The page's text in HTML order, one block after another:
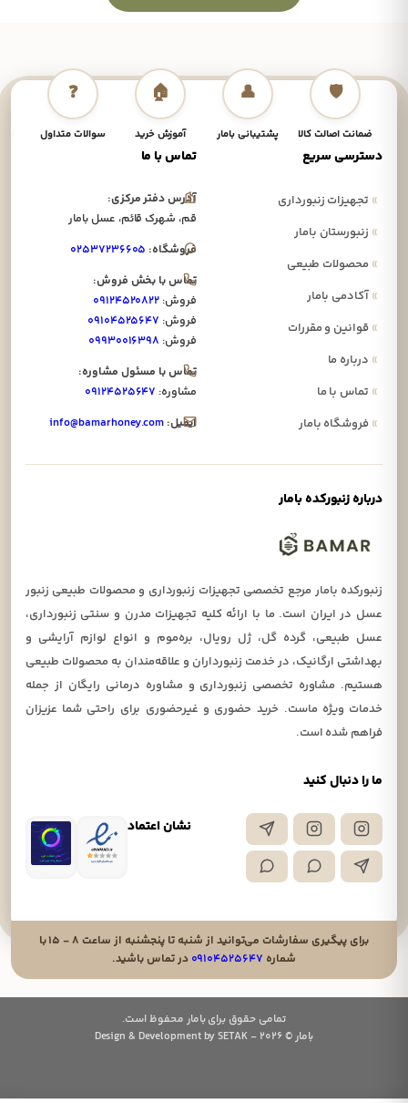
🛡️
ضمانت اصالت کالا
👤
پشتیبانی بامار
🏠
آموزش خرید
❓
سوالات متداول
ما را دنبال کنید
نشان اعتماد
دسترسی سریع
»تجهیزات زنبورداری
»زنبورستان بامار
»محصولات طبیعی
»آکادمی بامار
»قوانین و مقررات
»درباره ما
»تماس با ما
»فروشگاه بامار
تماس با ما
آدرس دفتر مرکزی:
قم، شهرک قائم، عسل بامار
فروشگاه: ۰۲۵۳۷۲۳۶۶۰۵
تماس با بخش فروش:
فروش: ۰۹۱۲۴۵۲۰۸۲۲
فروش: ۰۹۱۰۴۵۲۵۶۴۷
فروش: ۰۹۹۳۰۰۱۶۳۹۸
تماس با مسئول مشاوره:
مشاوره: ۰۹۱۲۴۵۲۵۶۴۷
ایمیل: info@bamarhoney.com
درباره زنبورکده بامار
زنبورکده بامار مرجع تخصصی تجهیزات زنبورداری و محصولات طبیعی زنبور
عسل در ایران است. ما با ارائه کلیه تجهیزات مدرن و سنتی زنبورداری،
عسل طبیعی، گرده گل، ژل رویال، بره‌موم و انواع لوازم آرایشی و
بهداشتی ارگانیک، در خدمت زنبورداران و علاقه‌مندان به محصولات طبیعی
هستیم. مشاوره تخصصی زنبورداری و مشاوره درمانی رایگان از جمله
خدمات ویژه ماست. خرید حضوری و غیرحضوری برای راحتی شما عزیزان
فراهم شده است.
برای پیگیری سفارشات می‌توانید از شنبه تا پنجشنبه از ساعت ۸ - ۱۵ با
شماره ۰۹۱۰۴۵۲۵۶۴۷در تماس باشید.
تمامی حقوق برای بامار محفوظ است.
بامار © 2026 - Design & Development by SETAK